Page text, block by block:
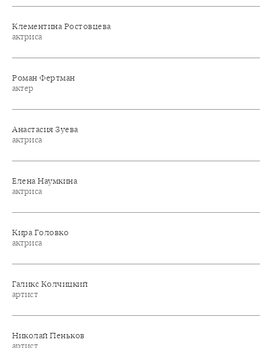
Клементина Ростовцева
актриса
Роман Фертман
актер
Анастасия Зуева
актриса
Елена Наумкина
актриса
Кира Головко
актриса
Галикс Колчицкий
артист
Николай Пеньков
артист